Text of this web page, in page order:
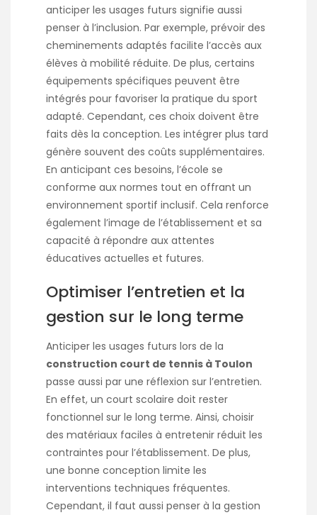
anticiper les usages futurs signifie aussi
penser à l’inclusion. Par exemple, prévoir des
cheminements adaptés facilite l’accès aux
élèves à mobilité réduite. De plus, certains
équipements spécifiques peuvent être
intégrés pour favoriser la pratique du sport
adapté. Cependant, ces choix doivent être
faits dès la conception. Les intégrer plus tard
génère souvent des coûts supplémentaires.
En anticipant ces besoins, l’école se
conforme aux normes tout en offrant un
environnement sportif inclusif. Cela renforce
également l’image de l’établissement et sa
capacité à répondre aux attentes
éducatives actuelles et futures.
Optimiser l’entretien et la
gestion sur le long terme
Anticiper les usages futurs lors de la
construction court de tennis à Toulon
passe aussi par une réflexion sur l’entretien.
En effet, un court scolaire doit rester
fonctionnel sur le long terme. Ainsi, choisir
des matériaux faciles à entretenir réduit les
contraintes pour l’établissement. De plus,
une bonne conception limite les
interventions techniques fréquentes.
Cependant, il faut aussi penser à la gestion